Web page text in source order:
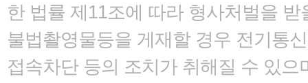
한 법률 제11조에 따라 형사처벌을 받
불법촬영물등을 게재할 경우 전기통
접속차단 등의 조치가 취해질 수 있으